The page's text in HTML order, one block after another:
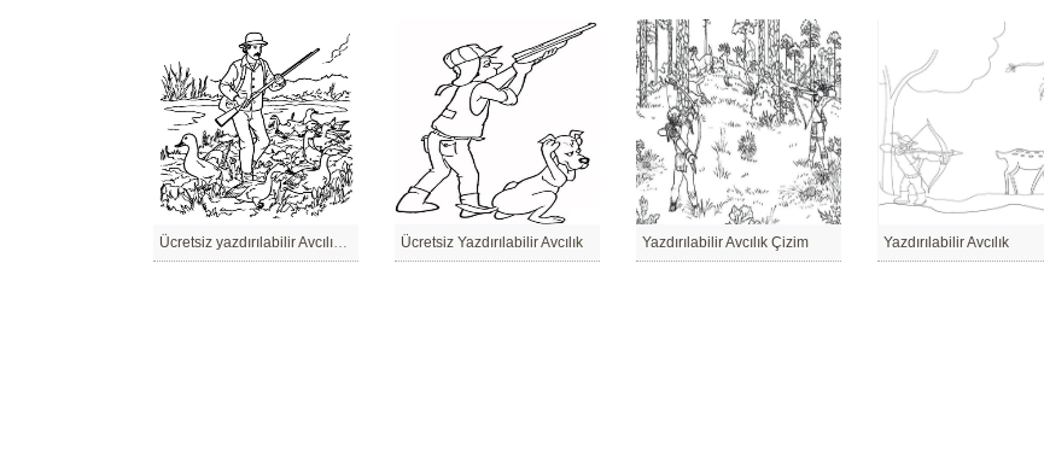
Ücretsiz yazdırılabilir Avcılık Çizim Ücretsiz Yazdırılabilir Avcılık Yazdırılabilir Avcılık Çizim Yazdırılabilir Avcılık